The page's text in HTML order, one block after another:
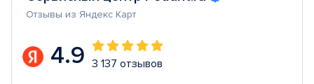
Отзывы из Яндекс Карт
4.9 3 137 отзывов